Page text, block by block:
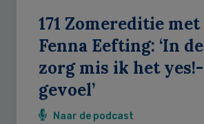
171 Zomereditie met
Fenna Eefting: ‘In de
zorg mis ik het yes!-
gevoel’
Naar de podcast